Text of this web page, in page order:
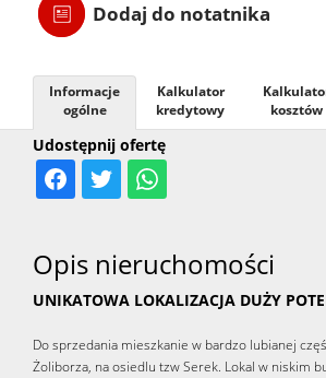
Dodaj do notatnika
Udostępnij ofertę
Informacje
ogólne
Kalkulator
kredytowy
kosztów
Opis nieruchomości
UNIKATOWA LOKALIZACJA DUŻY
Do sprzedania mieszkanie w bardzo lubianej
Żoliborza, na osiedlu tzw Serek. Lokal w niskim